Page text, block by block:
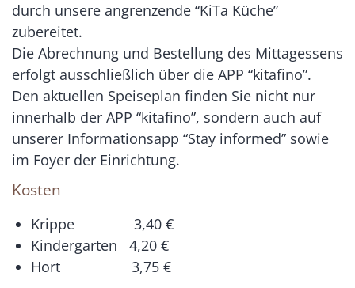
durch unsere angrenzende “KiTa Küche”
zubereitet.
Die Abrechnung und Bestellung des Mittagessens
erfolgt ausschließlich über die APP “kitafino”.
Den aktuellen Speiseplan finden Sie nicht nur
innerhalb der APP “kitafino”, sondern auch auf
unserer Informationsapp “Stay informed” sowie
im Foyer der Einrichtung.
Kosten
Krippe 3,40 €
Kindergarten 4,20 €
Hort 3,75 €